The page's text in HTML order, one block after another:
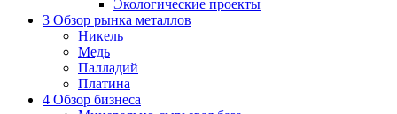
Экологические проекты
3 Обзор рынка металлов
Никель
Медь
Палладий
Платина
4 Обзор бизнеса